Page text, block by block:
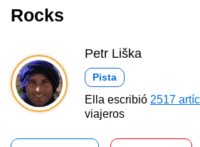
Rocks
Petr Liška
Pista
Ella escribió 2517
viajeros